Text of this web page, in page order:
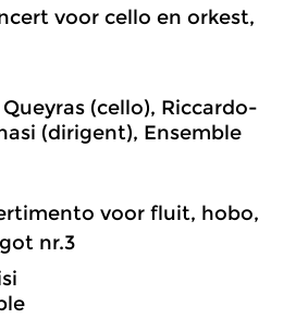
voor cello en orkest,
(cello), Riccardo-
(dirigent), Ensemble
voor fluit, hobo,
nr.3